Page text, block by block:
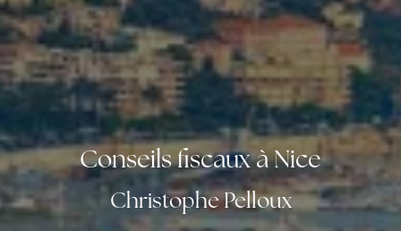
Conseils fiscaux à Nice
Christophe Pelloux